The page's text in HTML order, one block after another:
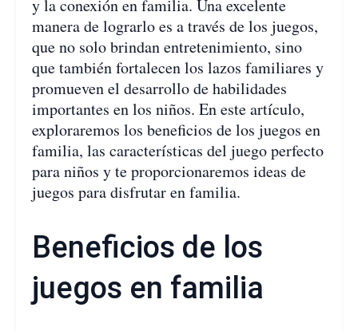
y la conexión en familia. Una excelente
manera de lograrlo es a través de los juegos,
que no solo brindan entretenimiento, sino
que también fortalecen los lazos familiares y
promueven el desarrollo de habilidades
importantes en los niños. En este artículo,
exploraremos los beneficios de los juegos en
familia, las características del juego perfecto
para niños y te proporcionaremos ideas de
juegos para disfrutar en familia.
Beneficios de los
juegos en familia